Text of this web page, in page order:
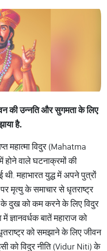
की उन्नति और सुगमता के लिए
है.
महात्मा विदुर (Mahatma
होने वाले घटनाक्रमों की
महाभारत युद्ध में अपने पुत्रों
मृत्यु के समाचार से धृतराष्ट्र
के दुख को कम करने के लिए विदुर
ज्ञानवर्धक बातें महाराज को
को समझाने के लिए जीवन
को विदुर नीति (Vidur Niti) के